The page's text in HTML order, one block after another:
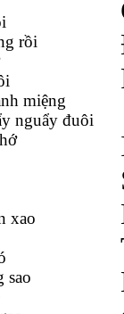
rồi
miệng
nguẩy đuôi
xao
sao